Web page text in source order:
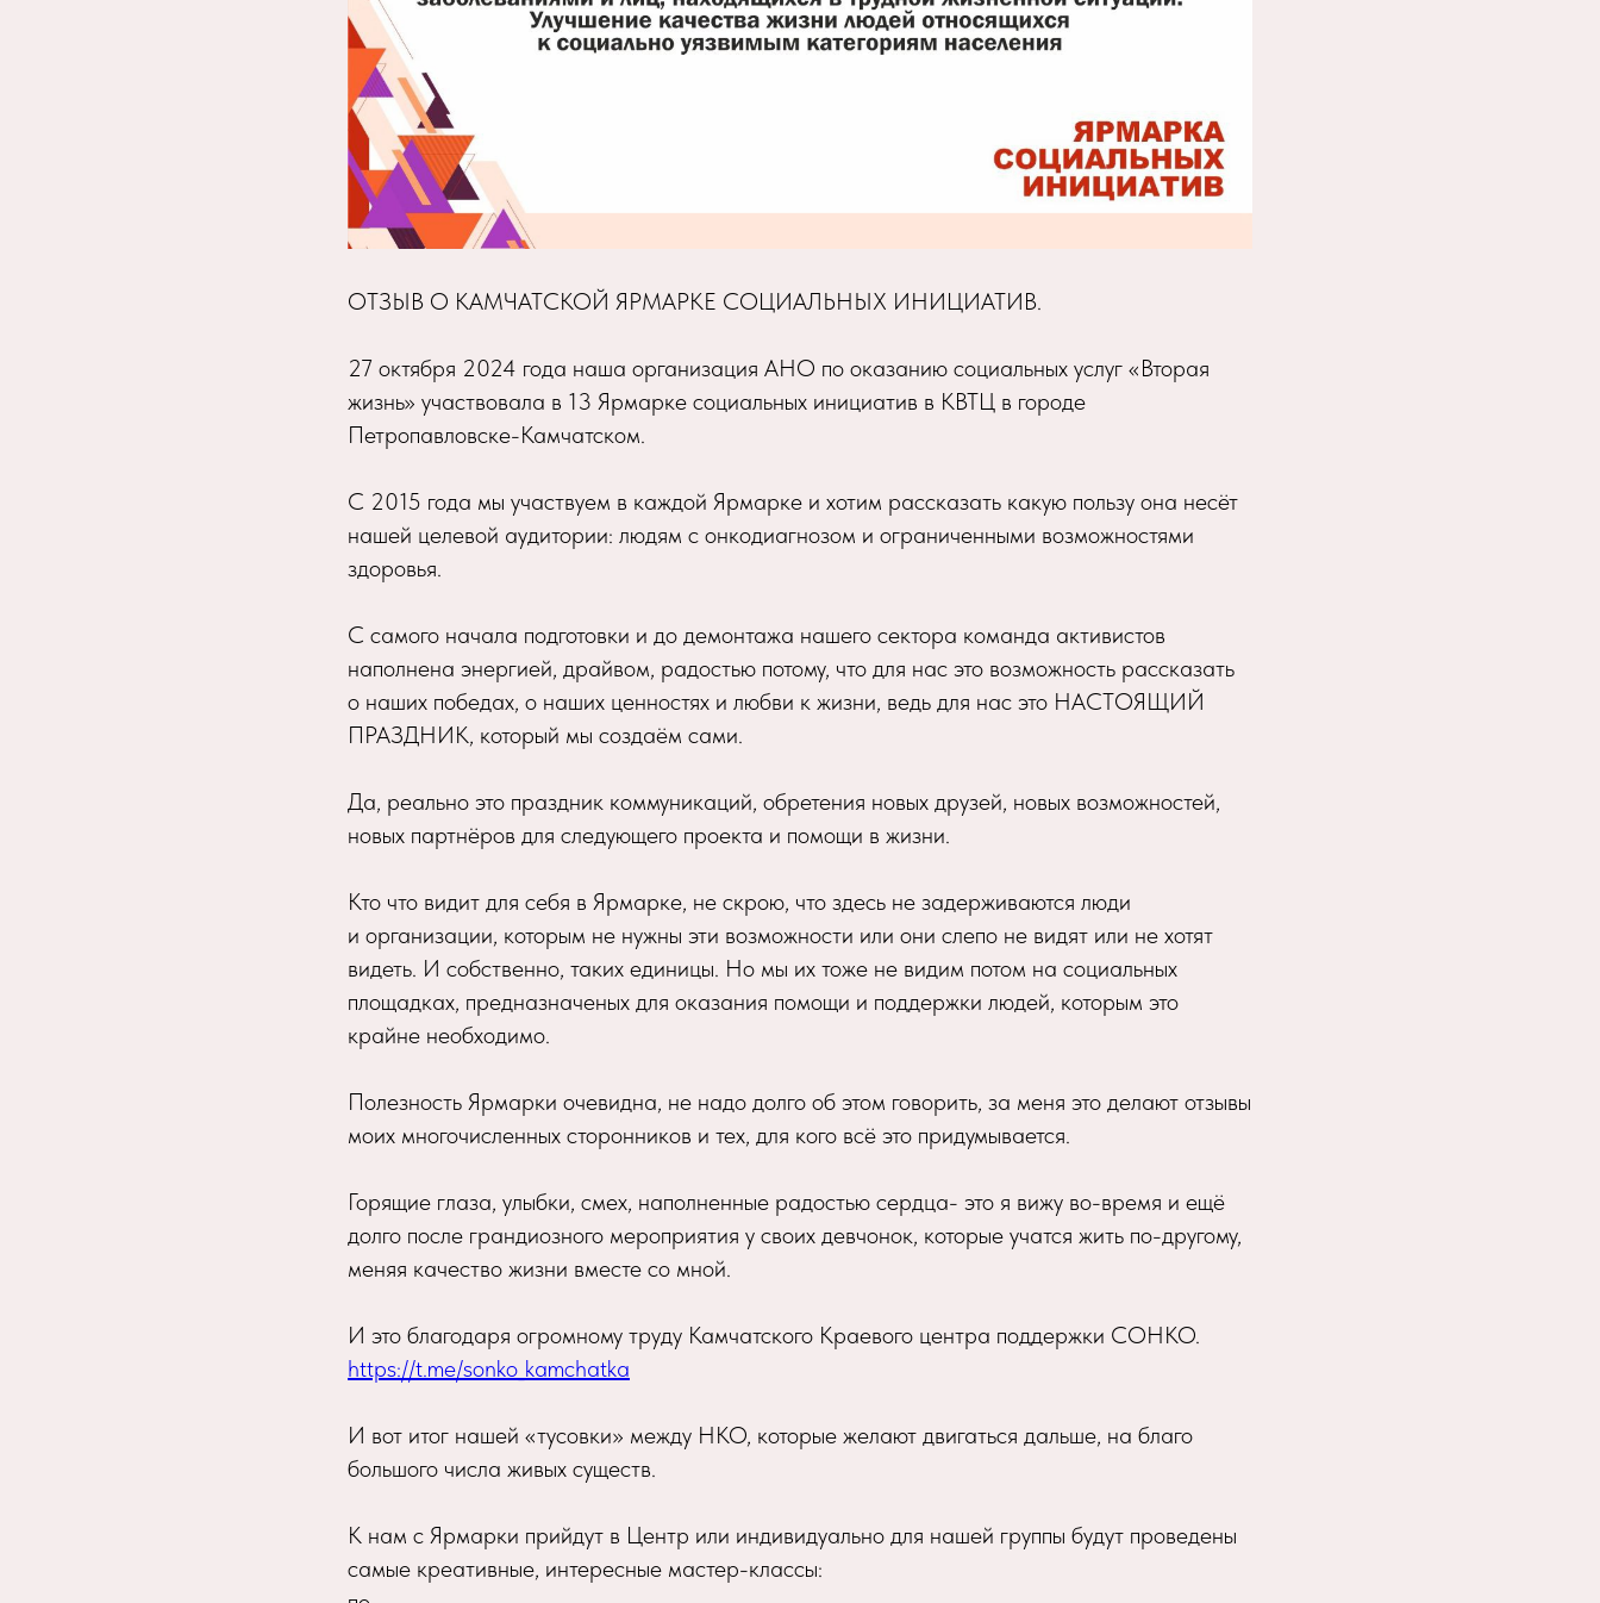
ОТЗЫВ О КАМЧАТСКОЙ ЯРМАРКЕ СОЦИАЛЬНЫХ ИНИЦИАТИВ.
27 октября 2024 года наша организация АНО по оказанию социальных услуг «Вторая
жизнь» участвовала в 13 Ярмарке социальных инициатив в КВТЦ в городе
Петропавловске-Камчатском.
С 2015 года мы участвуем в каждой Ярмарке и хотим рассказать какую пользу она несёт
нашей целевой аудитории: людям с онкодиагнозом и ограниченными возможностями
здоровья.
С самого начала подготовки и до демонтажа нашего сектора команда активистов
наполнена энергией, драйвом, радостью потому, что для нас это возможность рассказать
о наших победах, о наших ценностях и любви к жизни, ведь для нас это НАСТОЯЩИЙ
ПРАЗДНИК, который мы создаём сами.
Да, реально это праздник коммуникаций, обретения новых друзей, новых возможностей,
новых партнёров для следующего проекта и помощи в жизни.
Кто что видит для себя в Ярмарке, не скрою, что здесь не задерживаются люди
и организации, которым не нужны эти возможности или они слепо не видят или не хотят
видеть. И собственно, таких единицы. Но мы их тоже не видим потом на социальных
площадках, предназначеных для оказания помощи и поддержки людей, которым это
крайне необходимо.
Полезность Ярмарки очевидна, не надо долго об этом говорить, за меня это делают отзывы
моих многочисленных сторонников и тех, для кого всё это придумывается.
Горящие глаза, улыбки, смех, наполненные радостью сердца- это я вижу во-время и ещё
долго после грандиозного мероприятия у своих девчонок, которые учатся жить по-другому,
меняя качество жизни вместе со мной.
И это благодаря огромному труду Камчатского Краевого центра поддержки СОНКО.
https://t.me/sonko_kamchatka
И вот итог нашей «тусовки» между НКО, которые желают двигаться дальше, на благо
большого числа живых существ.
К нам с Ярмарки прийдут в Центр или индивидуально для нашей группы будут проведены
самые креативные, интересные мастер-классы: